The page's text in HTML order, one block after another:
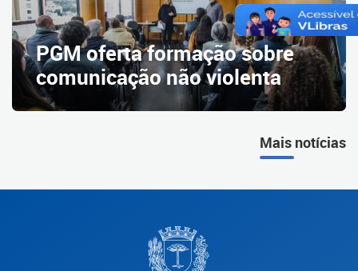
PGM oferta formação sobre
comunicação não violenta
Mais notícias